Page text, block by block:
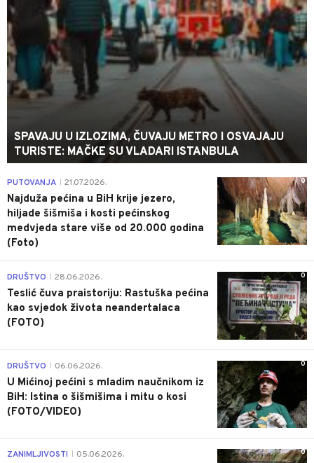
SPAVAJU U IZLOZIMA, ČUVAJU METRO I OSVAJAJU
TURISTE: MAČKE SU VLADARI ISTANBULA
0
PUTOVANJA 21.07.2026.
Najduža pećina u BiH krije jezero,
hiljade šišmiša i kosti pećinskog
medvjeda stare više od 20.000 godina
(Foto)
0
DRUŠTVO 28.06.2026.
Teslić čuva praistoriju: Rastuška pećina
kao svjedok života neandertalaca
(FOTO)
0
DRUŠTVO 06.06.2026.
U Mićinoj pećini s mladim naučnikom iz
BiH: Istina o šišmišima i mitu o kosi
(FOTO/VIDEO)
0
ZANIMLJIVOSTI 05.06.2026.